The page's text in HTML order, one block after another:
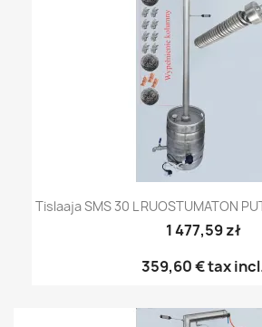
Tislaaja SMS 30 L RUOSTUMATON
1 477,59 zł
359,60 €tax